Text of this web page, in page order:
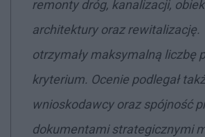
remonty dróg, kanalizacji,
architektury oraz rewitalizację.
otrzymały maksymalną liczbę
kryterium. Ocenie podlegał
wnioskodawcy oraz spójność
dokumentami strategicznymi